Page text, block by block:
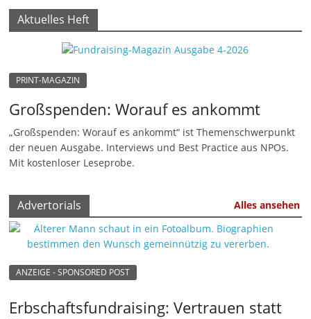
M
a
e
t
n
g
p
n
d
e
Aktuelles Heft
PRINT-MAGAZIN
Großspenden: Worauf es ankommt
„Großspenden: Worauf es ankommt“ ist Themenschwerpunkt
der neuen Ausgabe. Interviews und Best Practice aus NPOs.
Mit kostenloser Leseprobe.
Advertorials Alles ansehen
ANZEIGE - SPONSORED POST
Erbschaftsfundraising: Vertrauen statt